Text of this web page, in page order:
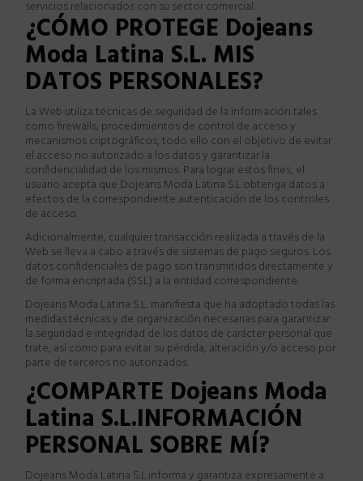
servicios relacionados con su sector comercial.
¿CÓMO PROTEGE Dojeans
Moda Latina S.L. MIS
DATOS PERSONALES?
La Web utiliza técnicas de seguridad de la información tales
como firewalls, procedimientos de control de acceso y
mecanismos criptográficos, todo ello con el objetivo de evitar
el acceso no autorizado a los datos y garantizar la
confidencialidad de los mismos. Para lograr estos fines, el
usuario acepta que Dojeans Moda Latina S.L.obtenga datos a
efectos de la correspondiente autenticación de los controles
de acceso.
Adicionalmente, cualquier transacción realizada a través de la
Web se lleva a cabo a través de sistemas de pago seguros. Los
datos confidenciales de pago son transmitidos directamente y
de forma encriptada (SSL) a la entidad correspondiente.
Dojeans Moda Latina S.L. manifiesta que ha adoptado todas las
medidas técnicas y de organización necesarias para garantizar
la seguridad e integridad de los datos de carácter personal que
trate, asícomo para evitar su pérdida, alteración y/o acceso por
parte de terceros no autorizados.
¿COMPARTE Dojeans Moda
Latina S.L.INFORMACIÓN
PERSONAL SOBRE MÍ?
Dojeans Moda Latina S.L.informa y garantiza expresamente a